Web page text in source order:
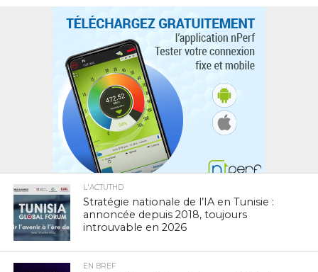
L'ACTUTHD
Stratégie nationale de l’IA en Tunisie :
annoncée depuis 2018, toujours
introuvable en 2026
EN BREF